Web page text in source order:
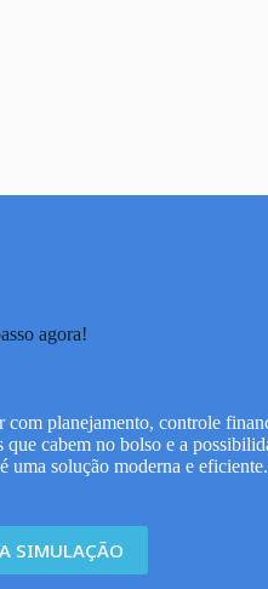
agora!
com planejamento, controle
cabem no bolso e a
uma solução moderna e eficiente.
SIMULAÇÃO